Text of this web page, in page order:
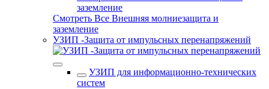
заземление
Смотреть Все Внешняя молниезащита и
заземление
УЗИП -Защита от импульсных перенапряжений
УЗИП для информационно-технических
систем